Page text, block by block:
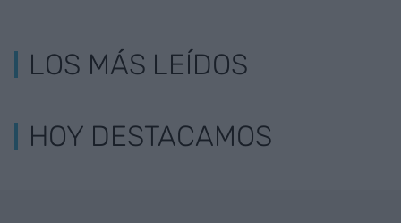
LOS MÁS LEÍDOS
HOY DESTACAMOS